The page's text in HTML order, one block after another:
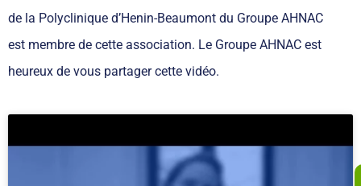
de la Polyclinique d’Henin-Beaumont du Groupe AHNAC
est membre de cette association. Le Groupe AHNAC est
heureux de vous partager cette vidéo.